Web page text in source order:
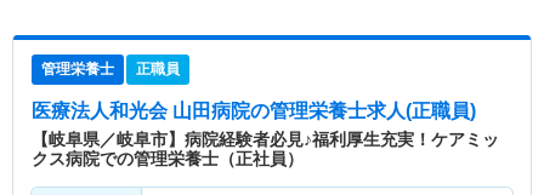
管理栄養士 正職員
医療法人和光会 山田病院の管理栄養士求人(正職員)
【岐阜県／岐阜市】病院経験者必見♪福利厚生充実！ケアミッ
クス病院での管理栄養士（正社員）